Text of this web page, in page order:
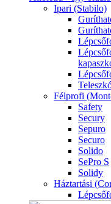
Ipari (Stabilo)
Félprofi
Safety
Secury
Sepuro
Securo
Solido
SePro S
Solidy
Háztartási